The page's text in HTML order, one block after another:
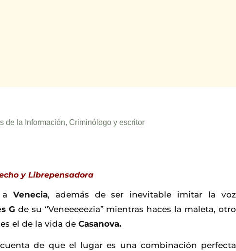
de la Información, Criminólogo y escritor
y Librepensadora
a Venecia, además de ser inevitable imitar la voz
G de su “Veneeeeezia” mientras haces la maleta, otro
el de la vida de Casanova.
de que el lugar es una combinación perfecta